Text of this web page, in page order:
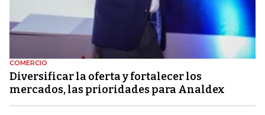
COMERCIO
Diversificar la oferta y fortalecer los
mercados, las prioridades para Analdex